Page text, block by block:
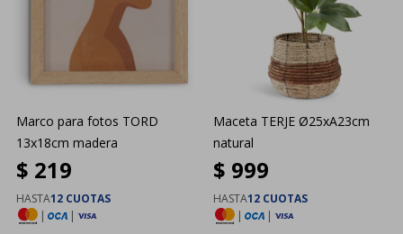
Marco para fotos TORD
13x18cm madera
$ 219
HASTA12 CUOTAS
|
|
Maceta TERJE Ø25xA23cm
natural
$ 999
HASTA12 CUOTAS
|
|